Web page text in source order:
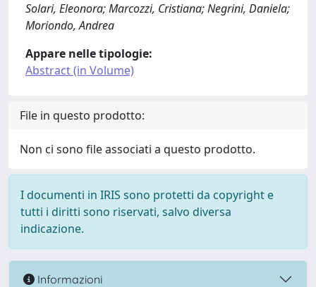
Solari, Eleonora; Marcozzi, Cristiana; Negrini, Daniela;
Moriondo, Andrea
Appare nelle tipologie:
Abstract (in Volume)
File in questo prodotto:
Non ci sono file associati a questo prodotto.
I documenti in IRIS sono protetti da copyright e
tutti i diritti sono riservati, salvo diversa
indicazione.
Informazioni